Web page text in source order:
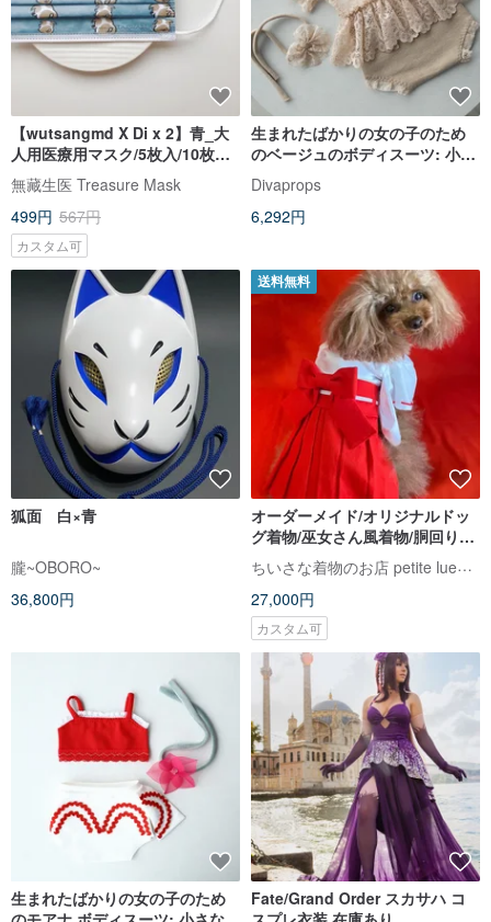
【wutsangmd X Di x 2】青_大
人用医療用マスク/5枚入/10枚箱
/50枚箱/台湾製-医療用認証合格
無藏生医 Treasure Mask
499円 567円
カスタム可
生まれたばかりの女の子のため
のベージュのボディスーツ: 小さ
な女の子にぴったりの服装
Divaprops
6,292円
狐面 白×青
朧~OBORO~
36,800円
送料無料
オーダーメイド/オリジナルドッ
グ着物/巫女さん風着物/胴回り着
丈35センチまで
ちいさな着物のお店 petite lueur kimono
27,000円
カスタム可
生まれたばかりの女の子のため
Fate/Grand Order スカサハ コ